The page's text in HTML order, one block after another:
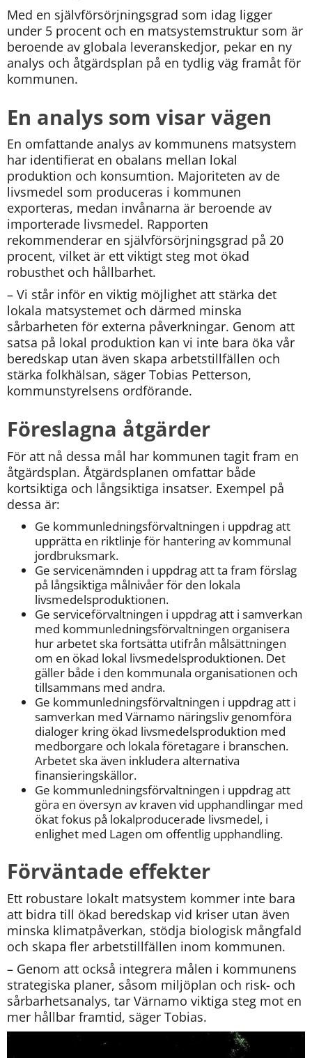
Med en självförsörjningsgrad som idag ligger
under 5 procent och en matsystemstruktur som är
beroende av globala leveranskedjor, pekar en ny
analys och åtgärdsplan på en tydlig väg framåt för
kommunen.
En analys som visar vägen
En omfattande analys av kommunens matsystem
har identifierat en obalans mellan lokal
produktion och konsumtion. Majoriteten av de
livsmedel som produceras i kommunen
exporteras, medan invånarna är beroende av
importerade livsmedel. Rapporten
rekommenderar en självförsörjningsgrad på 20
procent, vilket är ett viktigt steg mot ökad
robusthet och hållbarhet.
– Vi står inför en viktig möjlighet att stärka det
lokala matsystemet och därmed minska
sårbarheten för externa påverkningar. Genom att
satsa på lokal produktion kan vi inte bara öka vår
beredskap utan även skapa arbetstillfällen och
stärka folkhälsan, säger Tobias Petterson,
kommunstyrelsens ordförande.
Föreslagna åtgärder
För att nå dessa mål har kommunen tagit fram en
åtgärdsplan. Åtgärdsplanen omfattar både
kortsiktiga och långsiktiga insatser. Exempel på
dessa är:
Ge kommunledningsförvaltningen i uppdrag att
upprätta en riktlinje för hantering av kommunal
jordbruksmark.
Ge servicenämnden i uppdrag att ta fram förslag
på långsiktiga målnivåer för den lokala
livsmedelsproduktionen.
Ge serviceförvaltningen i uppdrag att i samverkan
med kommunledningsförvaltningen organisera
hur arbetet ska fortsätta utifrån målsättningen
om en ökad lokal livsmedelsproduktionen. Det
gäller både i den kommunala organisationen och
tillsammans med andra.
Ge kommunledningsförvaltningen i uppdrag att i
samverkan med Värnamo näringsliv genomföra
dialoger kring ökad livsmedelsproduktion med
medborgare och lokala företagare i branschen.
Arbetet ska även inkludera alternativa
finansieringskällor.
Ge kommunledningsförvaltningen i uppdrag att
göra en översyn av kraven vid upphandlingar med
ökat fokus på lokalproducerade livsmedel, i
enlighet med Lagen om offentlig upphandling.
Förväntade effekter
Ett robustare lokalt matsystem kommer inte bara
att bidra till ökad beredskap vid kriser utan även
minska klimatpåverkan, stödja biologisk mångfald
och skapa fler arbetstillfällen inom kommunen.
– Genom att också integrera målen i kommunens
strategiska planer, såsom miljöplan och risk- och
sårbarhetsanalys, tar Värnamo viktiga steg mot en
mer hållbar framtid, säger Tobias.